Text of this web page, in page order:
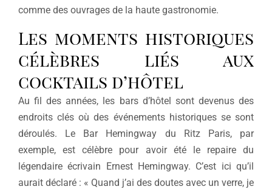
comme des ouvrages de la haute gastronomie.
Les moments historiques
célèbres liés aux
cocktails d’hôtel
Au fil des années, les bars d’hôtel sont devenus des
endroits clés où des événements historiques se sont
déroulés. Le Bar Hemingway du Ritz Paris, par
exemple, est célèbre pour avoir été le repaire du
légendaire écrivain Ernest Hemingway. C’est ici qu’il
aurait déclaré : « Quand j’ai des doutes avec un verre, je